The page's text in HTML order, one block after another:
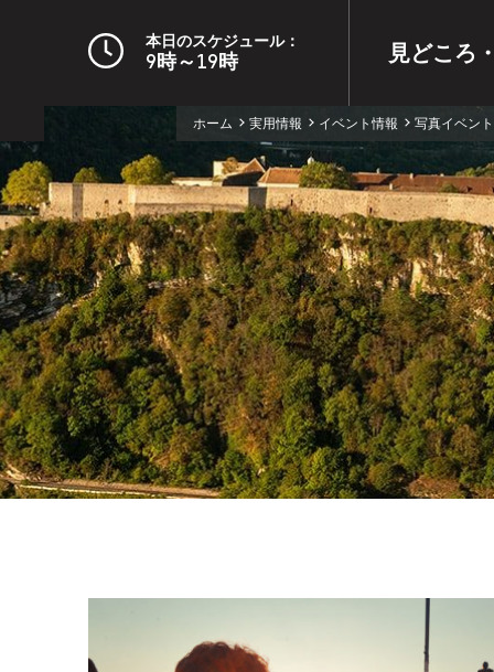
本日のスケジュール：
9時～19時 見どころ
ホーム 実用情報 イベント情報 写真イベント